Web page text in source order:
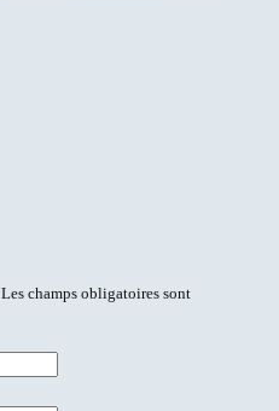
Les champs obligatoires sont